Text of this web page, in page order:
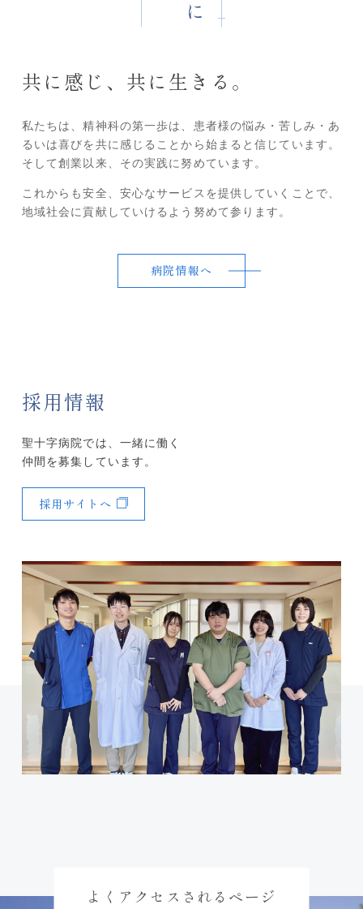
共に感じ、共に生きる。
私たちは、精神科の第一歩は、患者様の悩み・苦しみ・あ
るいは喜びを共に感じることから始まると信じています。
そして創業以来、その実践に努めています。
これからも安全、安心なサービスを提供していくことで、
地域社会に貢献していけるよう努めて参ります。
病院情報へ
採用情報
聖十字病院では、一緒に働く
仲間を募集しています。
採用サイトへ
よくアクセスされるページ